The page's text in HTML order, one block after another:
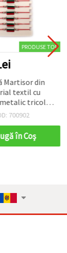
PRODUSE TOP
din
textil cu
tricolor
bucăți
700902
în Coş